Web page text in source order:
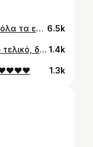
Ep.51 «Έτσι είναι οι σχέσεις» Δες όλα τα επεισόδια στα Reels στο προφίλ μου🐐🥰 Music Production/ Recording/ Mix/ Master: @papazo_ Main Vocals: @klodianna_j Το μπαλκόνι που τόσο αγαπάτε επέστρεψε για να σηματοδοτήσει το καλοκαίρι!!Σήμερα, διασκευάζουμε ένα αγαπημένο τραγούδι. Μουσική/Στίχοι: @iro_lechouriti 🤗🤗 Στειλ’το σε αυτόν-η που θες, γιατί έτσι είναι οι σχέσεις !!🌼🌼 Το μπαλκόνι γιορτάζει τον 1 χρόνο του, με μία επετειακή συναυλία στην Δεξαμενή στο Κολωνάκι 22 Μαΐου (Ελεύθερη Είσοδος)!! Σας περιμένω με πολλές εκπλήξεις🤞🤞 Διοργάνωση @voice102.5 Στο @thisisathenscityfestival #greekmusic #indiemusic 6.5k
Η αλήθεια είναι ότι ήθελα να πάω τελικό, δεν τα κατάφερα όμως αλλά όλο αυτό που έζησα τόσους μήνες δεν περιγράφεται!! Αρχικά θέλω να πω ένα τεράστιο ευχαριστώ σε όλους εσάς που πιστέψατε σε μένα και κάθε Κυριακή ήσασταν εκεί για μένα μπροστά στην τηλεόραση για να μου δώσετε την ψήφο σας και να μου χαρίσετε την αγάπη σας. Έζησα πραγματικά απίστευτες στιγμές εκεί μέσα...Τραγούδησα, χόρεψα και πέρασα όμορφα με όλα μου τα λαηβ!! Κάποια ήταν καλύτερα από άλλα, αλλά όλα για μένα ήταν υπέροχα!! Ήταν και είναι ένα από τα ομορφότερα βήματα που έχω τολμήσει να κάνω!! Ευχαριστώ όλους πάρα πολύ κυρίως για την αγάπη που μου έχετε προσφέρει και φυσικά την ψήφο σας!! Δεν τελείωσε τίποτα για μένα, ούτως ή άλλως όλα τώρα αρχίζουν!! #RisingStar #StarsRemos ❤🌟❤ 1.4k
1.3k